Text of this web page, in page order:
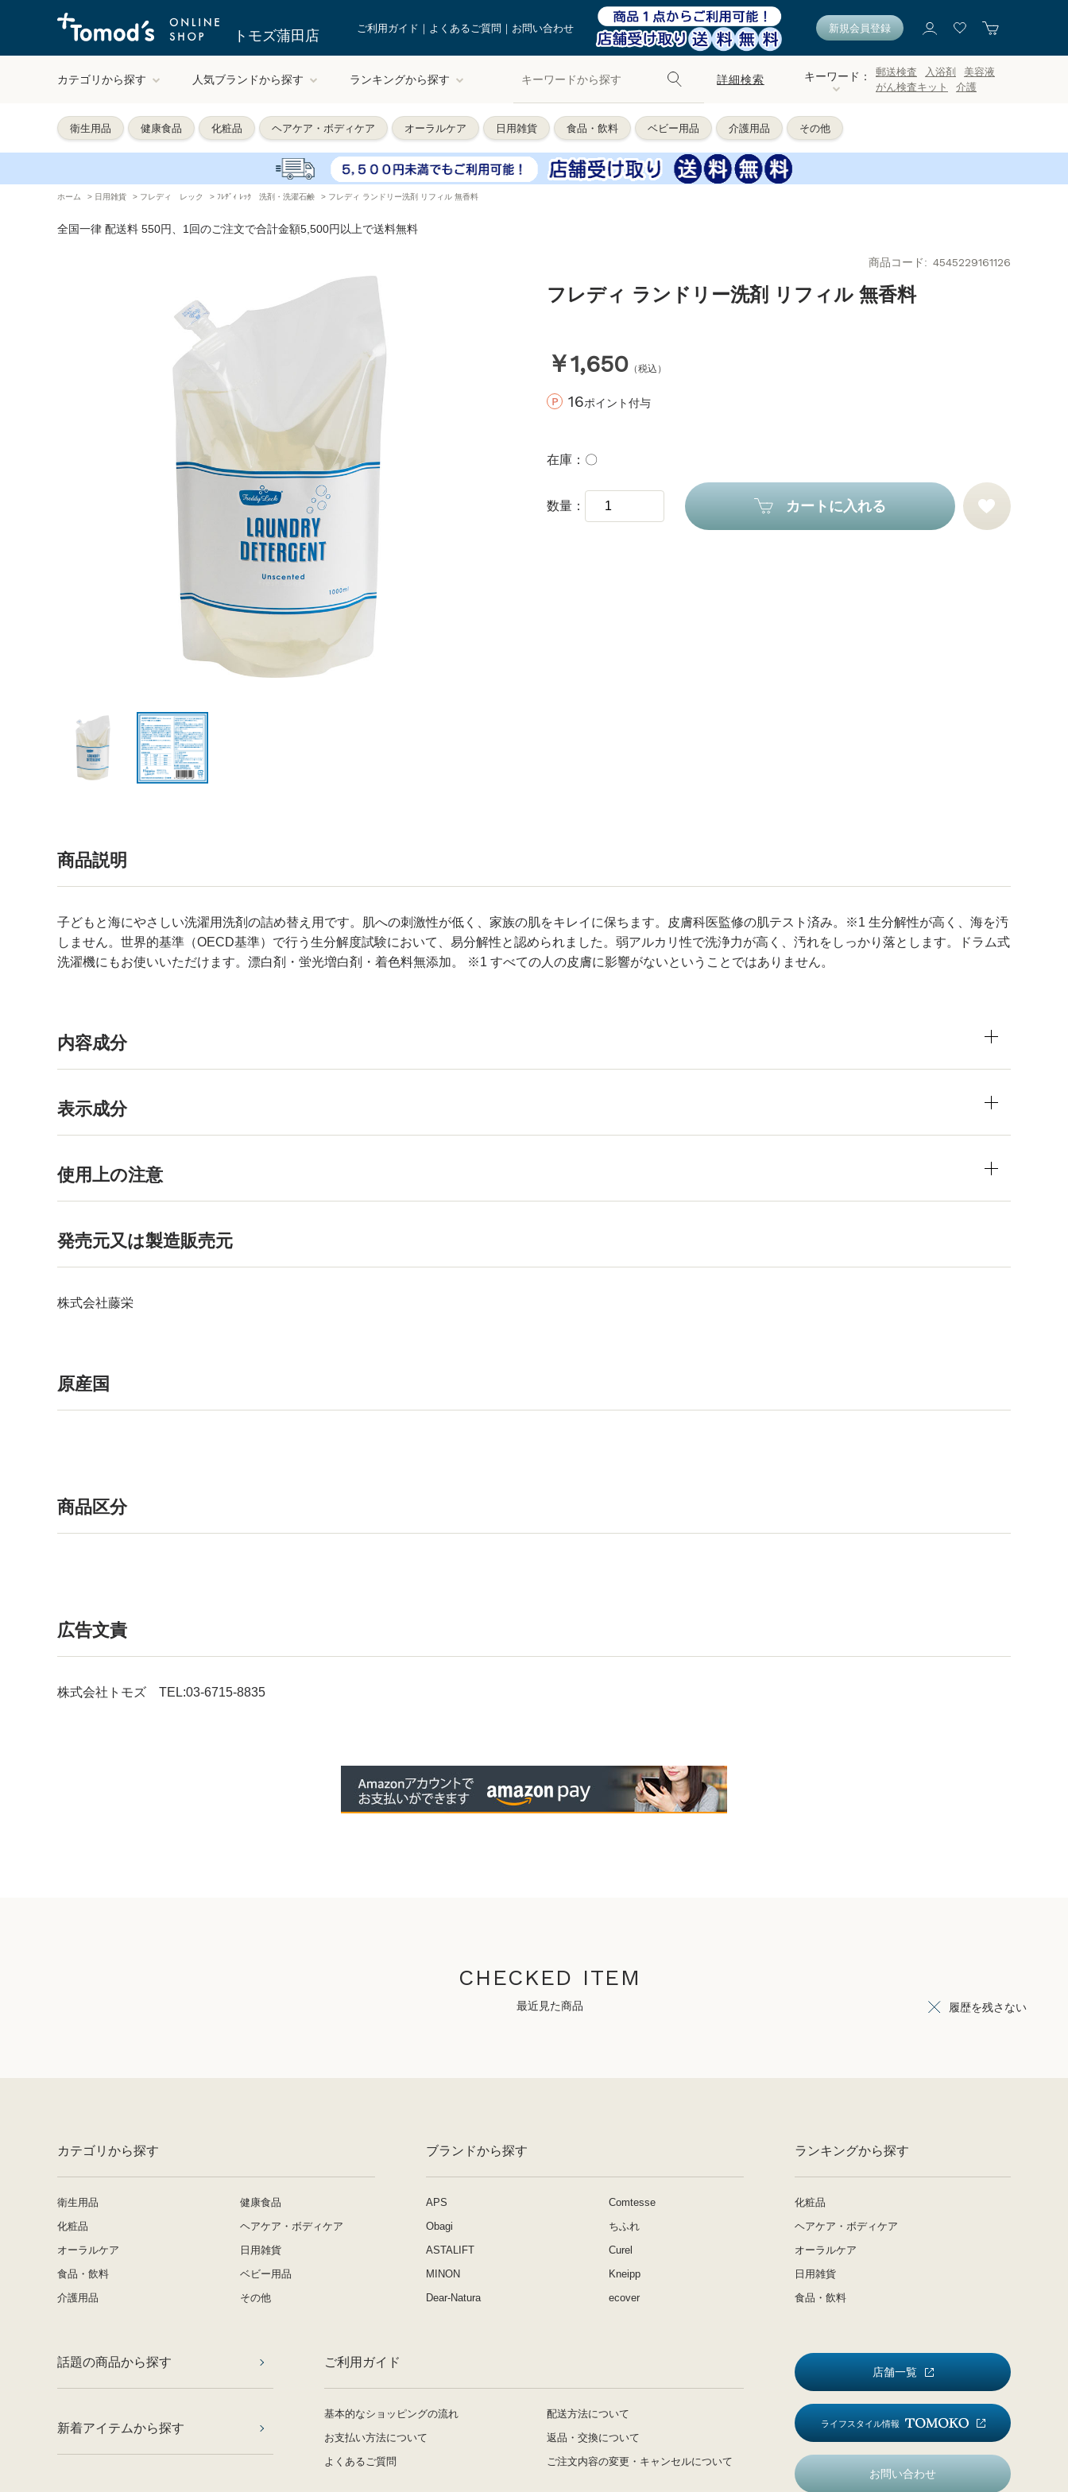
トモズ蒲田店 ご利用ガイド よくあるご質問 お問い合わせ 新規会員登録
カテゴリから探す 人気ブランドから探す ランキングから探す 詳細検索 キーワード： 郵送検査 入浴剤
美容液
がん検査キット
介護
衛生用品 健康食品 化粧品 ヘアケア・ボディケア オーラルケア 日用雑貨 食品・飲料 ベビー用品 介護用品 その他
ホーム > 日用雑貨 > フレディ レック > ﾌﾚﾃﾞｨ ﾚｯｸ 洗剤・洗濯石鹸 > フレディ ランドリー洗剤 リフィル 無香料
全国一律 配送料 550円、1回のご注文で合計金額5,500円以上で送料無料
商品コード 4545229161126
フレディ ランドリー洗剤 リフィル 無香料
￥1,650 （税込）
16ポイント付与
在庫 〇
数量 カートに入れる
商品説明
子どもと海にやさしい洗濯用洗剤の詰め替え用です。肌への刺激性が低く、家族の肌をキレイに保ちます。皮膚科医監修の肌テスト済み。※1 生分解性が高く、海を汚
しません。世界的基準（OECD基準）で行う生分解度試験において、易分解性と認められました。弱アルカリ性で洗浄力が高く、汚れをしっかり落とします。ドラム式
洗濯機にもお使いいただけます。漂白剤・蛍光増白剤・着色料無添加。 ※1 すべての人の皮膚に影響がないということではありません。
内容成分
表示成分
使用上の注意
発売元又は製造販売元
株式会社藤栄
原産国
商品区分
広告文責
株式会社トモズ TEL:03-6715-8835
CHECKED ITEM
最近見た商品 履歴を残さない
カテゴリから探す
衛生用品
健康食品
化粧品
ヘアケア・ボディケア
オーラルケア
日用雑貨
食品・飲料
ベビー用品
介護用品
その他
ブランドから探す
APS
Comtesse
Obagi
ちふれ
ASTALIFT
Curel
MINON
Kneipp
Dear-Natura
ecover
ランキングから探す
化粧品
ヘアケア・ボディケア
オーラルケア
日用雑貨
食品・飲料
話題の商品から探す
新着アイテムから探す
ご利用ガイド
基本的なショッピングの流れ
配送方法について
お支払い方法について
返品・交換について
よくあるご質問
ご注文内容の変更・キャンセルについて
店舗一覧
ライフスタイル情報
お問い合わせ